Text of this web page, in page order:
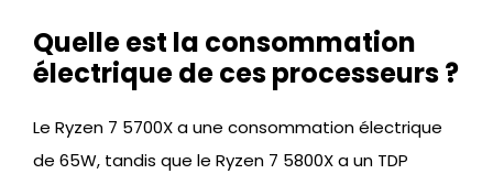
Quelle est la consommation
électrique de ces processeurs ?
Le Ryzen 7 5700X a une consommation électrique
de 65W, tandis que le Ryzen 7 5800X a un TDP